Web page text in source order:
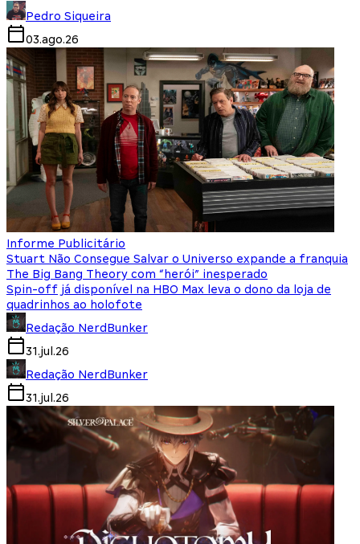
Pedro Siqueira
03.ago.26
Informe Publicitário
Stuart Não Consegue Salvar o Universo expande a franquia
The Big Bang Theory com “herói” inesperado
Spin-off já disponível na HBO Max leva o dono da loja de
quadrinhos ao holofote
Redação NerdBunker
31.jul.26
Redação NerdBunker
31.jul.26